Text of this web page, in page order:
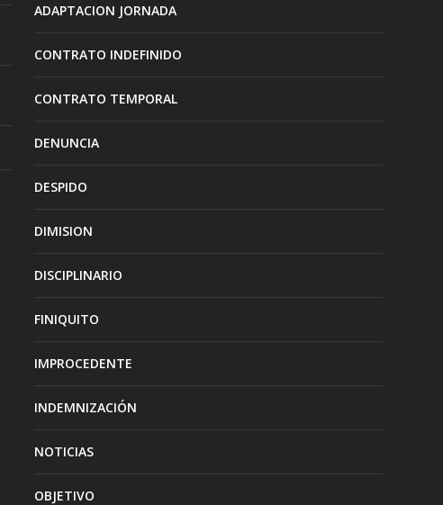
ADAPTACION JORNADA
CONTRATO INDEFINIDO
CONTRATO TEMPORAL
DENUNCIA
DESPIDO
DIMISION
DISCIPLINARIO
FINIQUITO
IMPROCEDENTE
INDEMNIZACIÓN
NOTICIAS
OBJETIVO